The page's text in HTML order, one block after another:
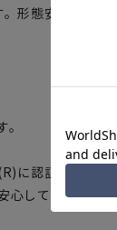
形態安定加工
に認証された、
心して着用いた